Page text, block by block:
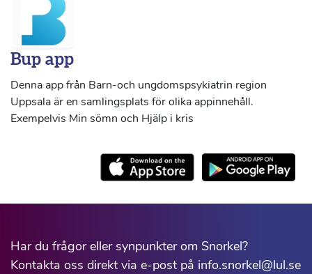
Bup app
Denna app från Barn-och ungdomspsykiatrin region
Uppsala är en samlingsplats för olika appinnehåll.
Exempelvis Min sömn och Hjälp i kris
Har du frågor eller synpunkter om Snorkel?
Kontakta oss direkt via e-post på info.snorkel@lul.se